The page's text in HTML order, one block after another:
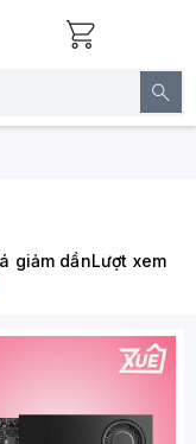
giảm dầnLượt xem